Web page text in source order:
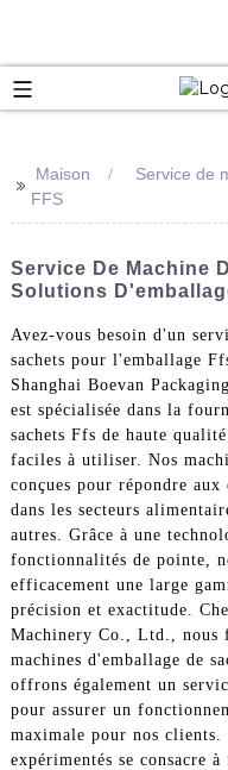
>> Maison
Service de
FFS
Service De Machine
Solutions
Avez-vous besoin d'un
sachets pour l'emballage
Shanghai Boevan
est spécialisée dans la
sachets Ffs de haute
faciles à utiliser. Nos
conçues pour répondre
dans les secteurs
autres. Grâce à une
fonctionnalités de pointe,
efficacement une large
précision et exactitude.
Machinery Co., Ltd., nous
machines d'emballage de
offrons également un
pour assurer un
maximale pour nos clients.
expérimentés se consacre